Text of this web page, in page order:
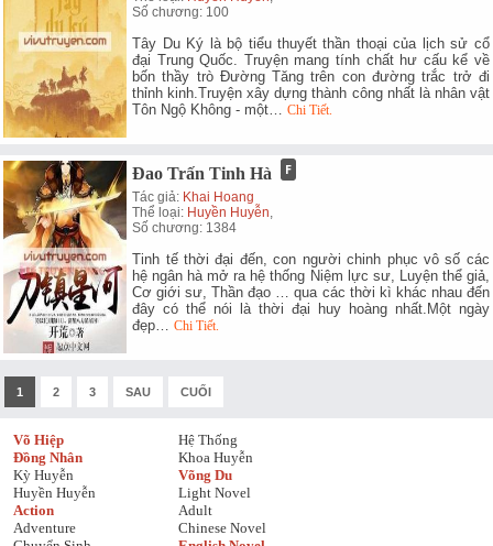
Số chương: 100
Tây Du Ký là bộ tiểu thuyết thần thoại của lịch sử cổ
đại Trung Quốc. Truyện mang tính chất hư cấu kể về
bốn thầy trò Đường Tăng trên con đường trắc trở đi
thỉnh kinh.Truyện xây dựng thành công nhất là nhân vật
Tôn Ngộ Không - một…Chi Tiết.
Đao Trấn Tinh Hà
Tác giả: Khai Hoang
Thể loại: Huyền Huyễn,
Số chương: 1384
Tinh tế thời đại đến, con người chinh phục vô số các
hệ ngân hà mở ra hệ thống Niệm lực sư, Luyện thể giả,
Cơ giới sư, Thần đạo … qua các thời kì khác nhau đến
đây có thể nói là thời đại huy hoàng nhất.Một ngày
đẹp…Chi Tiết.
1 2 3 SAU CUỐI
Võ Hiệp
Hệ Thống
Đồng Nhân
Khoa Huyễn
Kỳ Huyễn
Võng Du
Huyền Huyễn
Light Novel
Action
Adult
Adventure
Chinese Novel